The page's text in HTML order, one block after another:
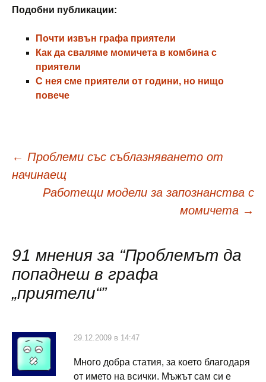
Подобни публикации:
Почти извън графа приятели
Как да сваляме момичета в комбина с
приятели
С нея сме приятели от години, но нищо
повече
Навигация
публикациите
← Проблеми със съблазняването от
начинаещ
Работещи модели за запознанства с
момичета →
91 мнения за “Проблемът да
попаднеш в графа
„приятели“”
29.12.2009 в 14:47
Много добра статия, за което благодаря
от името на всички. Мъжът сам си е